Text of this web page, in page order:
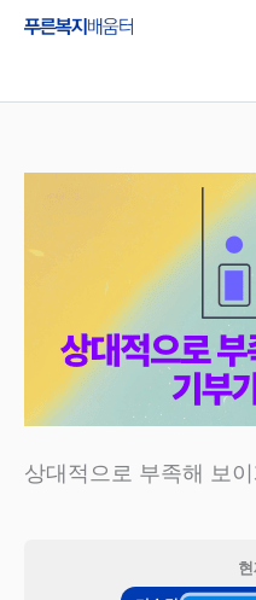
상대적으로 부족해 보
현